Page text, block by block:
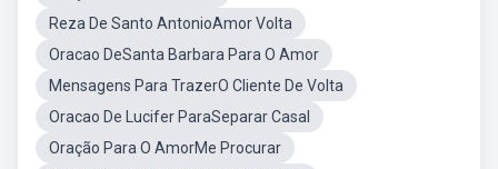
Reza De Santo AntonioAmor Volta
Oracao DeSanta Barbara Para O Amor
Mensagens Para TrazerO Cliente De Volta
Oracao De Lucifer ParaSeparar Casal
Oração Para O AmorMe Procurar